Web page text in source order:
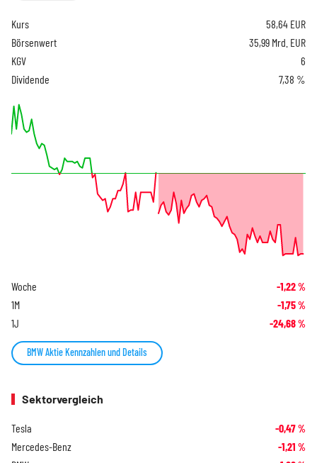
Kurs 58,64 EUR
Börsenwert
35,99 Mrd. EUR
KGV
6
Dividende
7,38 %
Woche -1,22%
1M -1,75%
1J -24,68%
BMW Aktie Kennzahlen und Details
Sektorvergleich
Tesla -0,47%
Mercedes-Benz -1,21 %